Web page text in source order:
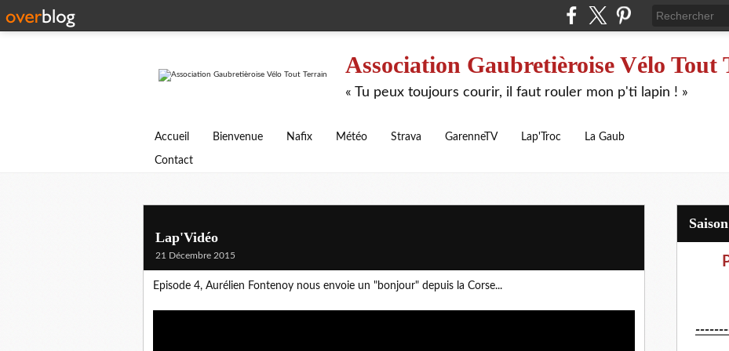
Association Gaubretièroise Vélo Tout
« Tu peux toujours courir, il faut rouler mon p'ti lapin ! »
Accueil Bienvenue Nafix Météo Strava GarenneTV Lap'Troc La Gaub
Contact
Lap'Vidéo
21 Décembre 2015
Episode 4, Aurélien Fontenoy nous envoie un "bonjour" depuis la Corse...